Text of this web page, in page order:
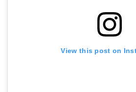
View this post on